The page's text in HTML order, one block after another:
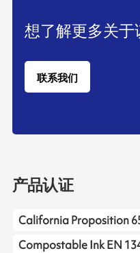
想了解更多关于
联系我们
产品认证
California Proposition
Compostable Ink EN